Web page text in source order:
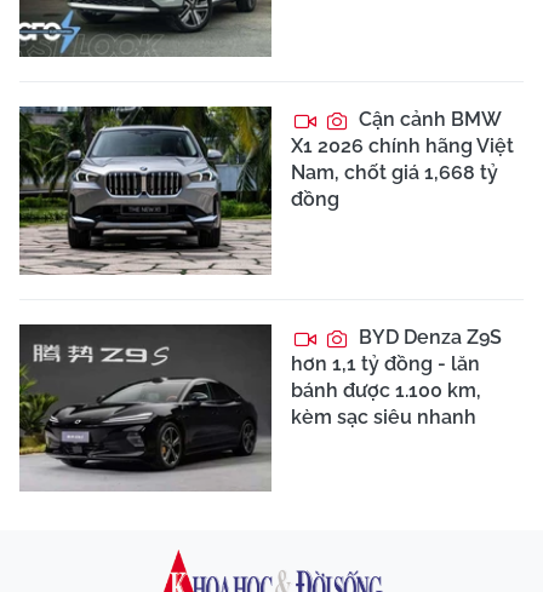
Cận cảnh BMW
X1 2026 chính hãng Việt
Nam, chốt giá 1,668 tỷ
đồng
BYD Denza Z9S
hơn 1,1 tỷ đồng - lăn
bánh được 1.100 km,
kèm sạc siêu nhanh